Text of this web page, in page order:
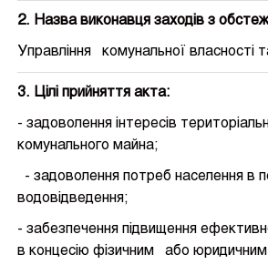
2. Назва виконавця заходів з
Управління комунальної власності
3. Цілі прийняття акта:
- задоволення інтересів
комунального майна;
- задоволення потреб населення в
водовідведення;
- забезпечення підвищення
в концесію фізичним або